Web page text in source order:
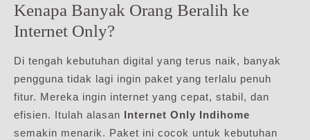
Kenapa Banyak Orang Beralih ke
Internet Only?
Di tengah kebutuhan digital yang terus naik, banyak
pengguna tidak lagi ingin paket yang terlalu penuh
fitur. Mereka ingin internet yang cepat, stabil, dan
efisien. Itulah alasan
Internet Only Indihome
semakin menarik. Paket ini cocok untuk kebutuhan